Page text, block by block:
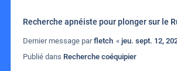
Recherche apnéiste pour plonger sur le
Dernier message parfletch « jeu. sept. 12,
Publié dans Recherche coéquipier